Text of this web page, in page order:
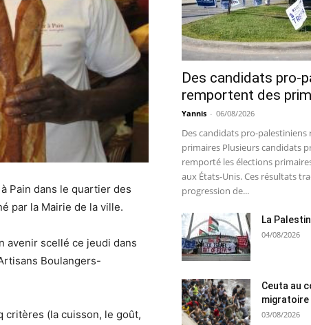
Pain dans le quartier des
par la Mairie de la ville.
avenir scellé ce jeudi dans
Boulangers-
critères (la cuisson, le goût,
Des candidats pro-
remportent des
Yannis - 06/08/2026
Des candidats pro-
primaires Plusieurs candidats
remporté les élections
aux États-Unis. Ces résultats
progression de...
La
04/08/2026
Ceuta au
migratoire
03/08/2026